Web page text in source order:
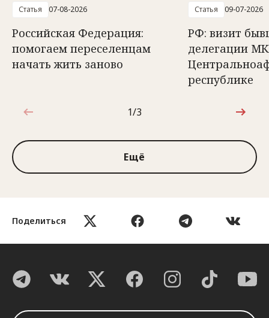
Поделиться
Статья 07-08-2026
Российская Федерация:
помогаем переселенцам
начать жить заново
Статья 09-07-2026
РФ: визит
делегации
республике
1 из 3
1/3
Ещё